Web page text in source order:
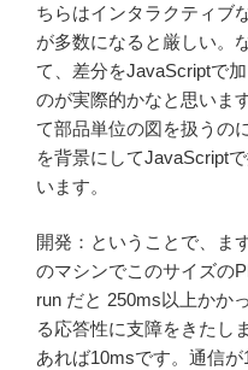
ちらはインタラクティブ
が多数になると厳しい。
て、差分をJavaScriptで
のが実際的かなと思いま
て部品単位の図を扱うの
を背景にしてJavaScript
います。
開発：ということで、ま
のマシンでこのサイズの
run だと 250ms以上かか
る応答性に支障をきたし
あれば10msです。通信